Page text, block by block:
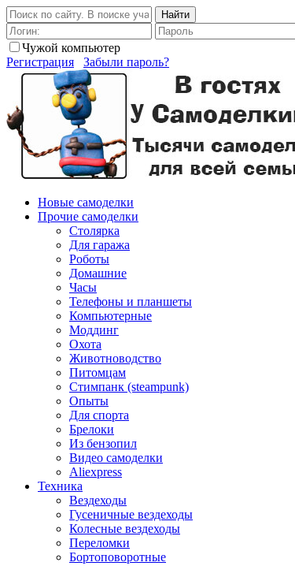
Найти
Чужой компьютер
Регистрация
Забыли пароль?
Новые самоделки
Прочие самоделки
Столярка
Для гаража
Роботы
Домашние
Часы
Телефоны и планшеты
Компьютерные
Моддинг
Охота
Животноводство
Питомцам
Стимпанк (steampunk)
Опыты
Для спорта
Брелоки
Из бензопил
Видео самоделки
Aliexpress
Техника
Вездеходы
Гусеничные вездеходы
Колесные вездеходы
Переломки
Бортоповоротные